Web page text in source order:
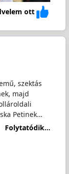
ott
szektás
majd
Petinek…
Folytatódik...